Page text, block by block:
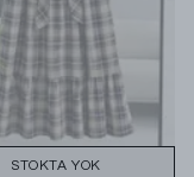
STOKTA YOK